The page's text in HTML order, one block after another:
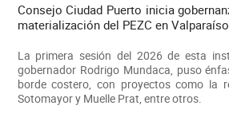
Consejo Ciudad Puerto inicia
materialización del PEZC en Valparaíso
La primera sesión del 2026 de esta
gobernador Rodrigo Mundaca, puso
borde costero, con proyectos como la
Sotomayor y Muelle Prat, entre otros.